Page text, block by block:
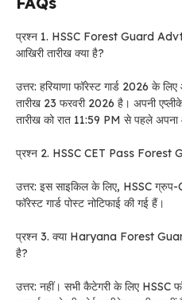
प्रश्न 1. HSSC Forest Guard
आखिरी तारीख क्या है?
उत्तर: हरियाणा फॉरेस्ट गार्ड 2026 के
तारीख 23 फरवरी 2026 है। अपनी
तारीख को रात 11:59 PM से पहले
प्रश्न 2. HSSC CET Pass Forest
उत्तर: इस साइकिल के लिए, HSSC
फॉरेस्ट गार्ड पोस्ट नोटिफाई की गई हैं।
प्रश्न 3. क्या Haryana Forest
है?
उत्तर: नहीं। सभी कैटेगरी के लिए HSSC